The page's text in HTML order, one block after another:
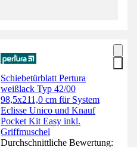
Schiebetürblatt Pertura
weißlack Typ 42/00
98,5x211,0 cm für System
Eclisse Unico und Knauf
Pocket Kit Easy inkl.
Griffmuschel
Durchschnittliche Bewertung: